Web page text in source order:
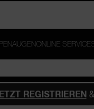
AUGENONLINE
REGISTRIEREN&